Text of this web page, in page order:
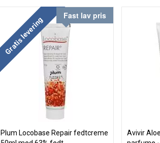
Gratis levering Fast lav pris
Plum Locobase Repair fedtcreme
Avivir